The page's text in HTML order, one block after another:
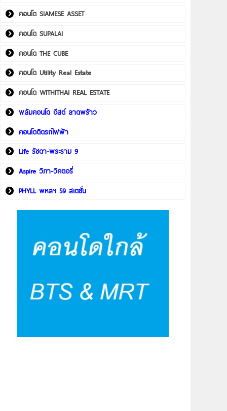
คอนโด SIAMESE ASSET
คอนโด SUPALAI
คอนโด THE CUBE
คอนโด Utility Real Estate
คอนโด WITHITHAI REAL ESTATE
พลัมคอนโด อีสต์ ลาดพร้าว
คอนโดติดรถไฟฟ้า
Life รัชดา-พระราม 9
Aspire วิภา-วิคตอรี่
PHYLL พหลฯ 59 สเตชั่น